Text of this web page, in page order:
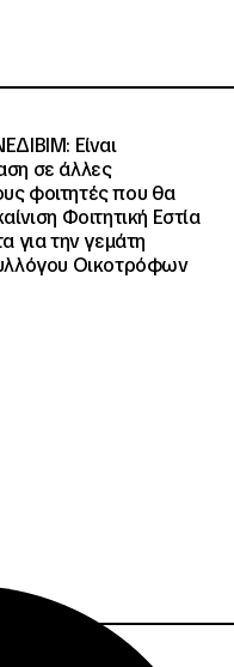
Είναι
σε άλλες
φοιτητές που θα
Φοιτητική Εστία
για την γεμάτη
Οικοτρόφων